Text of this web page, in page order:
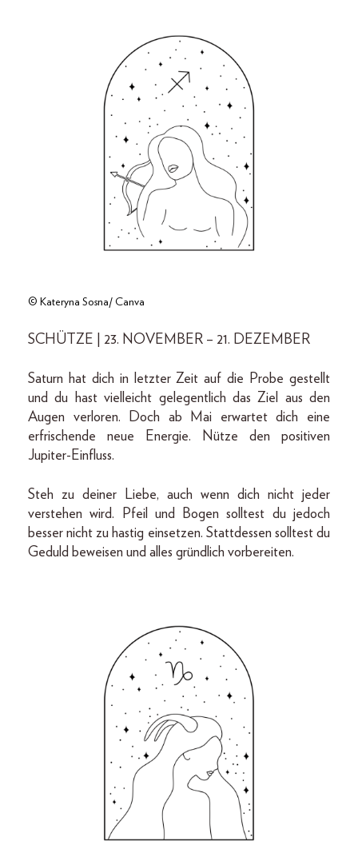
© Kateryna Sosna/ Canva
SCHÜTZE | 23. NOVEMBER – 21. DEZEMBER
Saturn hat dich in letzter Zeit auf die Probe gestellt
und du hast vielleicht gelegentlich das Ziel aus den
Augen verloren. Doch ab Mai erwartet dich eine
erfrischende neue Energie. Nütze den positiven
Jupiter-Einfluss.
Steh zu deiner Liebe, auch wenn dich nicht jeder
verstehen wird. Pfeil und Bogen solltest du jedoch
besser nicht zu hastig einsetzen. Stattdessen solltest du
Geduld beweisen und alles gründlich vorbereiten.